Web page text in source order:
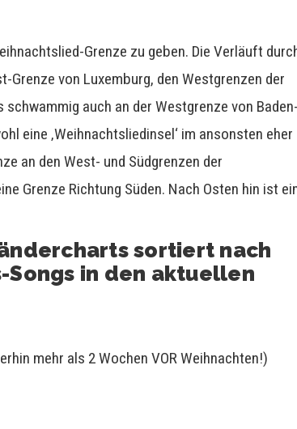
Grenze zu geben. Die Verläuft
Grenze von Luxemburg, den Westgrenzen der
auch an der Westgrenze von
eine ‚Weihnachtsliedinsel‘ im ansonsten eher
an den West- und Südgrenzen der
Grenze Richtung Süden. Nach Osten hin ist
sortiert nach
in den aktuellen
mehr als 2 Wochen VOR Weihnachten!)